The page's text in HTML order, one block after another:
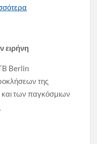
ειρήνη
Berlin
της
και των παγκόσμιων